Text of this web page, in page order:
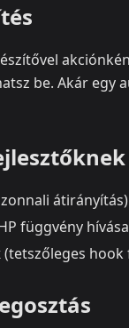
be. Akár egy
függvény
(tetszőleges